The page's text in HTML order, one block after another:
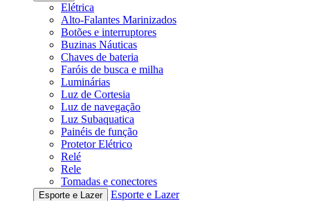
Elétrica
Alto-Falantes Marinizados
Botões e interruptores
Buzinas Náuticas
Chaves de bateria
Faróis de busca e milha
Luminárias
Luz de Cortesia
Luz de navegação
Luz Subaquatica
Painéis de função
Protetor Elétrico
Relé
Rele
Tomadas e conectores
Esporte e Lazer
Esporte e Lazer